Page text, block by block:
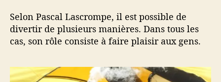
Selon Pascal Lascrompe, il est possible de
divertir de plusieurs manières. Dans tous les
cas, son rôle consiste à faire plaisir aux gens.